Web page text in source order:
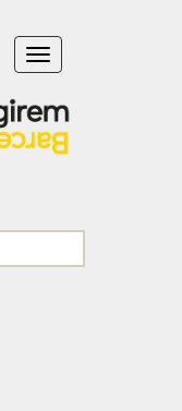
Toggle
navigation